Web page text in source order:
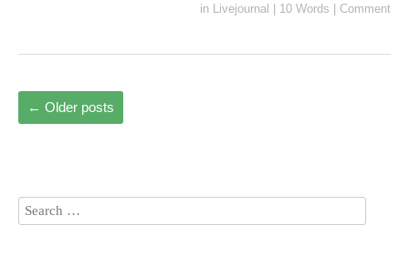
in Livejournal | 10 Words | Comment
← Older posts